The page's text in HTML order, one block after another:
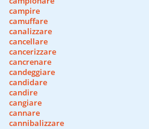
campire
camuffare
canalizzare
cancellare
cancerizzare
cancrenare
candeggiare
candidare
candire
cangiare
cannare
cannibalizzare